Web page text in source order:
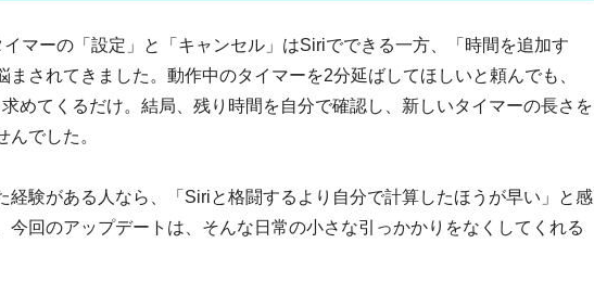
イマーの「設定」と「キャンセル」はSiriでできる一方、「時間を追加す
まされてきました。動作中のタイマーを2分延ばしてほしいと頼んでも、
めてくるだけ。結局、残り時間を自分で確認し、新しいタイマーの長さを
でした。
経験がある人なら、「Siriと格闘するより自分で計算したほうが早い」と感
今回のアップデートは、そんな日常の小さな引っかかりをなくしてくれる